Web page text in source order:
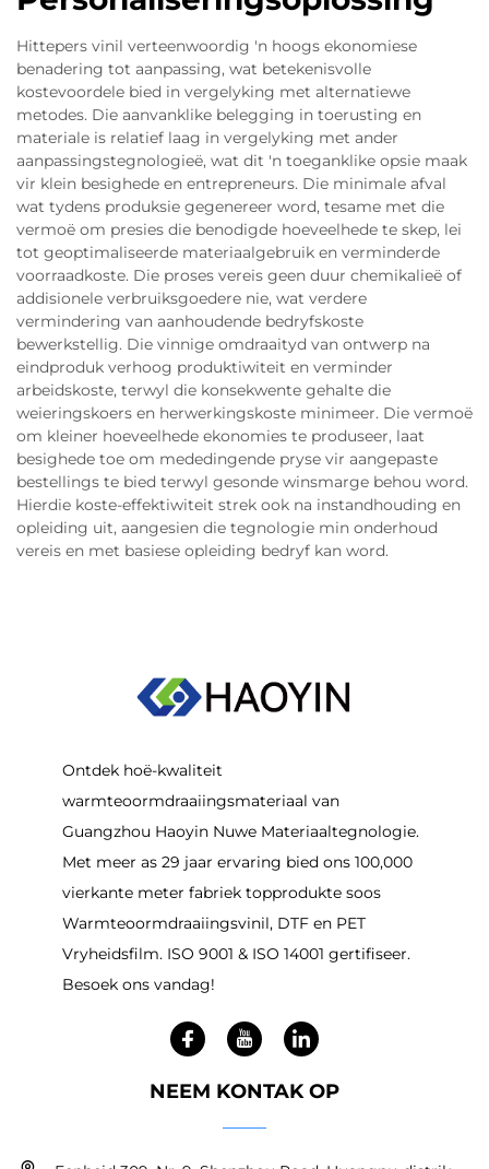
Hittepers vinil verteenwoordig 'n hoogs ekonomiese
benadering tot aanpassing, wat betekenisvolle
kostevoordele bied in vergelyking met alternatiewe
metodes. Die aanvanklike belegging in toerusting en
materiale is relatief laag in vergelyking met ander
aanpassingstegnologieë, wat dit 'n toeganklike opsie maak
vir klein besighede en entrepreneurs. Die minimale afval
wat tydens produksie gegenereer word, tesame met die
vermoë om presies die benodigde hoeveelhede te skep, lei
tot geoptimaliseerde materiaalgebruik en verminderde
voorraadkoste. Die proses vereis geen duur chemikalieë of
addisionele verbruiksgoedere nie, wat verdere
vermindering van aanhoudende bedryfskoste
bewerkstellig. Die vinnige omdraaityd van ontwerp na
eindproduk verhoog produktiwiteit en verminder
arbeidskoste, terwyl die konsekwente gehalte die
weieringskoers en herwerkingskoste minimeer. Die vermoë
om kleiner hoeveelhede ekonomies te produseer, laat
besighede toe om mededingende pryse vir aangepaste
bestellings te bied terwyl gesonde winsmarge behou word.
Hierdie koste-effektiwiteit strek ook na instandhouding en
opleiding uit, aangesien die tegnologie min onderhoud
vereis en met basiese opleiding bedryf kan word.
Ontdek hoë-kwaliteit
warmteoormdraaiingsmateriaal van
Guangzhou Haoyin Nuwe Materiaaltegnologie.
Met meer as 29 jaar ervaring bied ons 100,000
vierkante meter fabriek topprodukte soos
Warmteoormdraaiingsvinil, DTF en PET
Vryheidsfilm. ISO 9001 & ISO 14001 gertifiseer.
Besoek ons vandag!
NEEM KONTAK OP